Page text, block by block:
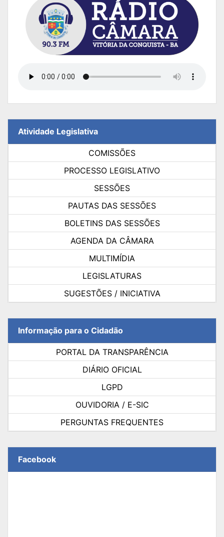
Atividade Legislativa
COMISSÕES
PROCESSO LEGISLATIVO
SESSÕES
PAUTAS DAS SESSÕES
BOLETINS DAS SESSÕES
AGENDA DA CÂMARA
MULTIMÍDIA
LEGISLATURAS
SUGESTÕES / INICIATIVA
Informação para o Cidadão
PORTAL DA TRANSPARÊNCIA
DIÁRIO OFICIAL
LGPD
OUVIDORIA / E-SIC
PERGUNTAS FREQUENTES
Facebook